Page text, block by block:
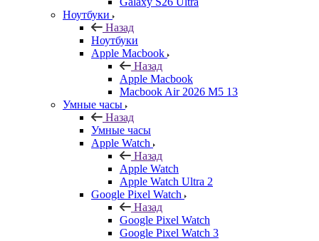
Ноутбуки
Назад
Ноутбуки
Apple Macbook
Назад
Apple Macbook
Macbook Air 2026 M5 13
Умные часы
Назад
Умные часы
Apple Watch
Назад
Apple Watch
Apple Watch Ultra 2
Google Pixel Watch
Назад
Google Pixel Watch
Google Pixel Watch 3